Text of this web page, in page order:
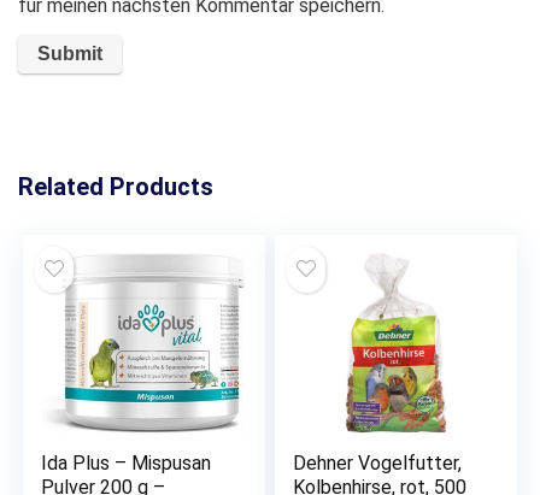
für meinen nächsten Kommentar speichern.
Related Products
Ida Plus – Mispusan
Pulver 200 g –
Dehner Vogelfutter,
Kolbenhirse, rot, 500